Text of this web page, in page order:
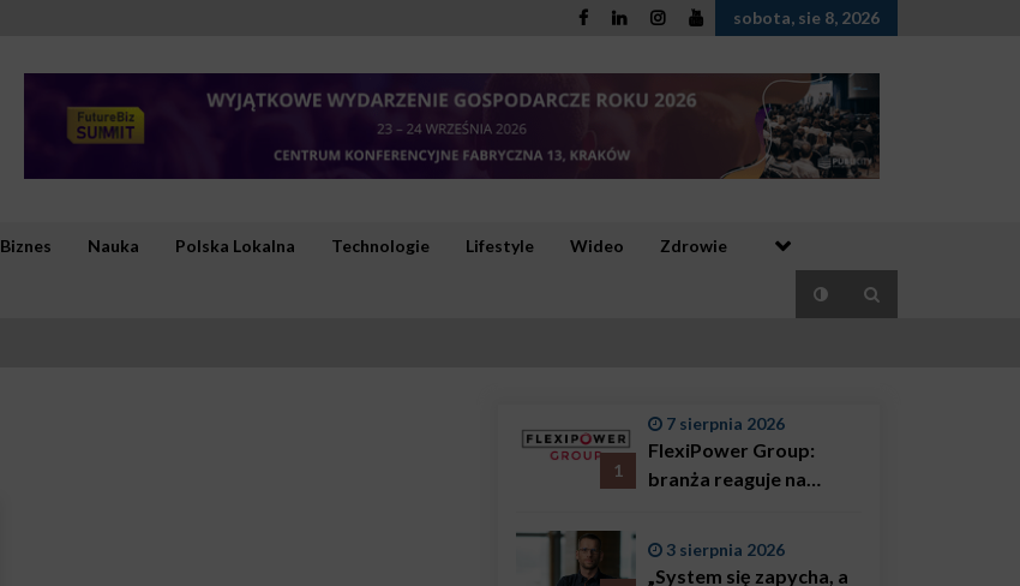
sobota, sie 8, 2026
Biznes Nauka Polska Lokalna Technologie Lifestyle Wideo Zdrowie
1
7 sierpnia 2026
FlexiPower Group:
branża reaguje na
3 sierpnia 2026
„System się zapycha, a